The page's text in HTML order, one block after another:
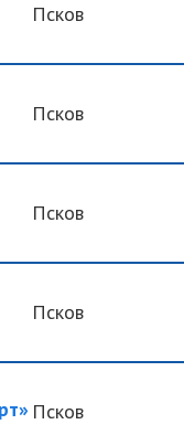
Псков
Псков
Псков
Псков
Псков